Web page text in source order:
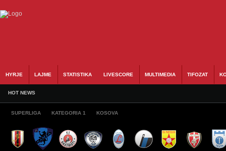
HYRJE LAJME STATISTIKA LIVESCORE MULTIMEDIA TIFOZAT
HOT NEWS
SUPERLIGA KATEGORIA 1 KOSOVA